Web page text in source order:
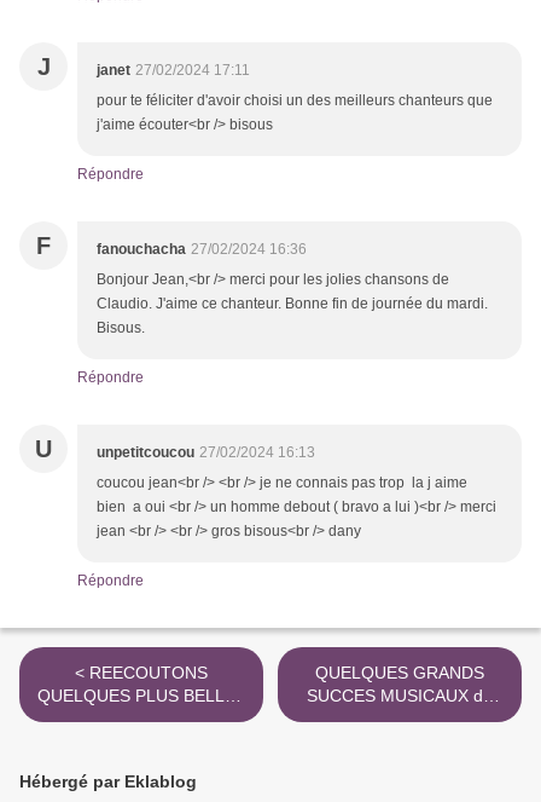
J janet 27/02/2024 17:11
pour te féliciter d'avoir choisi un des meilleurs chanteurs que
j'aime écouter<br /> bisous
Répondre
F fanouchacha 27/02/2024 16:36
Bonjour Jean,<br /> merci pour les jolies chansons de
Claudio. J'aime ce chanteur. Bonne fin de journée du mardi.
Bisous.
Répondre
U unpetitcoucou 27/02/2024 16:13
coucou jean<br /> <br /> je ne connais pas trop la j aime
bien a oui <br /> un homme debout ( bravo a lui )<br /> merci
jean <br /> <br /> gros bisous<br /> dany
Répondre
< REECOUTONS
QUELQUES PLUS BELLES
CHANSONS d'ALAIN
QUELQUES GRANDS
SUCCES MUSICAUX du
PIANO MAN BILLY JOEL >
Hébergé par Eklablog